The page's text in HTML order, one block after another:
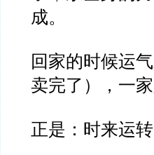
成。
回家的时候运
卖完了），一
正是：时来运